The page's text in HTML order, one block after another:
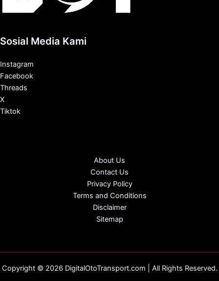
Sosial Media Kami
Instagram
Facebook
Threads
X
Tiktok
About Us
Contact Us
Privacy Policy
Terms and Conditions
Disclaimer
Sitemap
Copyright © 2026 DigitalOtoTransport.com | All Rights Reserved.